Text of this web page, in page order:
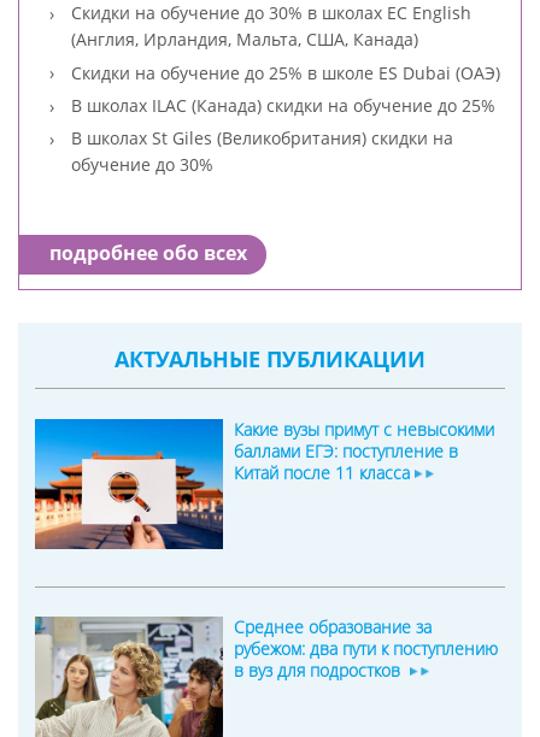
Скидки на обучение до 30% в школах EC English
(Англия, Ирландия, Мальта, США, Канада)
Скидки на обучение до 25% в школе ES Dubai (ОАЭ)
В школах ILAC (Канада) скидки на обучение до 25%
В школах St Giles (Великобритания) скидки на
обучение до 30%
подробнее обо всех
АКТУАЛЬНЫЕ ПУБЛИКАЦИИ
Какие вузы примут с невысокими
баллами ЕГЭ: поступление в
Китай после 11 класса
Среднее образование за
рубежом: два пути к поступлению
в вуз для подростков